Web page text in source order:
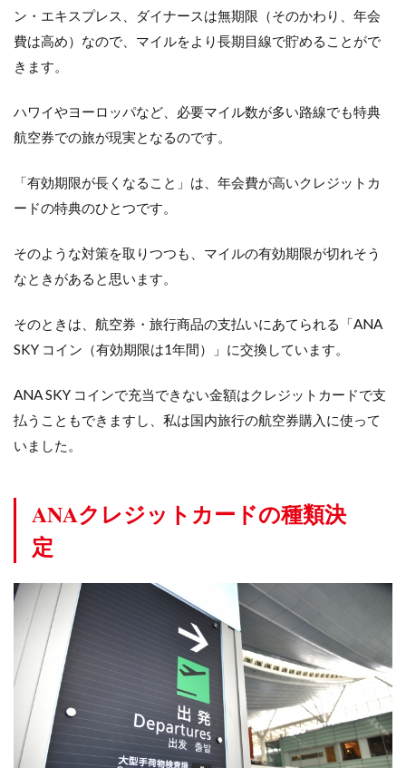
ン・エキスプレス、ダイナースは無期限（そのかわり、年会
費は高め）なので、マイルをより長期目線で貯めることがで
きます。
ハワイやヨーロッパなど、必要マイル数が多い路線でも特典
航空券での旅が現実となるのです。
「有効期限が長くなること」は、年会費が高いクレジットカ
ードの特典のひとつです。
そのような対策を取りつつも、マイルの有効期限が切れそう
なときがあると思います。
そのときは、航空券・旅行商品の支払いにあてられる「ANA
SKY コイン（有効期限は1年間）」に交換しています。
ANA SKY コインで充当できない金額はクレジットカードで支
払うこともできますし、私は国内旅行の航空券購入に使って
いました。
ANAクレジットカードの種類決
定